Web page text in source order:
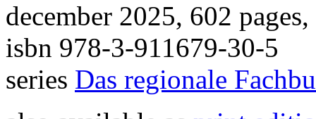
december 2025, 602 pages,
isbn 978-3-911679-30-5
series Das regionale